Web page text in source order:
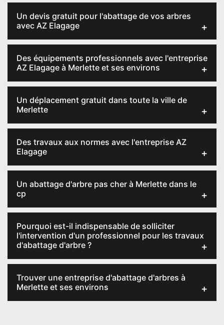
Un devis gratuit pour l'abattage de vos arbres
avec AZ Elagage
Des équipements professionnels avec l'entreprise
AZ Elagage à Merlette et ses environs
Un déplacement gratuit dans toute la ville de
Merlette
Des travaux aux normes avec l'entreprise AZ
Elagage
Un abattage d'arbre pas cher à Merlette dans le
cp
Pourquoi est-il indispensable de solliciter
l'intervention d'un professionnel pour les travaux
d'abattage d'arbre ?
Trouver une entreprise d'abattage d'arbres à
Merlette et ses environs